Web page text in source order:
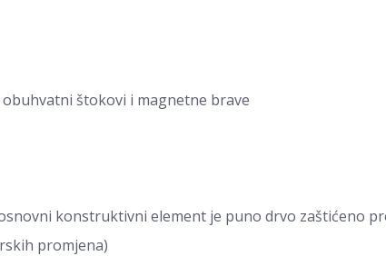
štokovi i magnetne brave
konstruktivni element je puno drvo zaštićeno
promjena)